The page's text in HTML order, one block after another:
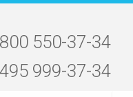
550-37-34
999-37-34